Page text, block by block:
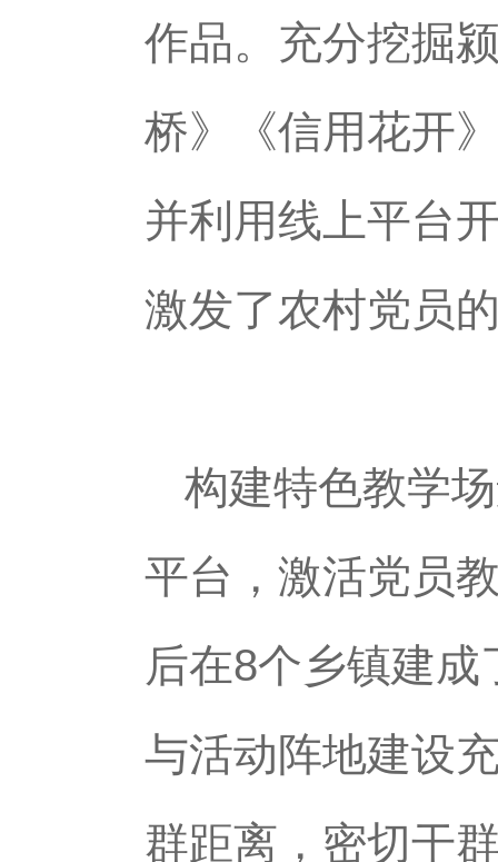
作品。充分挖掘
桥》《信用花开
并利用线上平台
激发了农村党员
构建特色教学
平台，激活党员
后在8个乡镇建
与活动阵地建设
群距离，密切干